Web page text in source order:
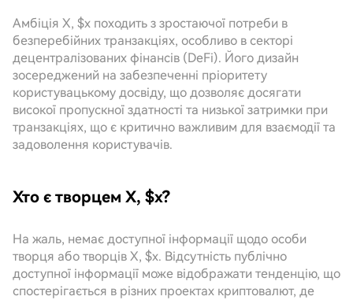
Амбіція X, $x походить з зростаючої потреби в
безперебійних транзакціях, особливо в секторі
децентралізованих фінансів (DeFi). Його дизайн
зосереджений на забезпеченні пріоритету
користувацькому досвіду, що дозволяє досягати
високої пропускної здатності та низької затримки при
транзакціях, що є критично важливим для взаємодії та
задоволення користувачів.
Хто є творцем X, $x?
На жаль, немає доступної інформації щодо особи
творця або творців X, $x. Відсутність публічно
доступної інформації може відображати тенденцію, що
спостерігається в різних проектах криптовалют, де